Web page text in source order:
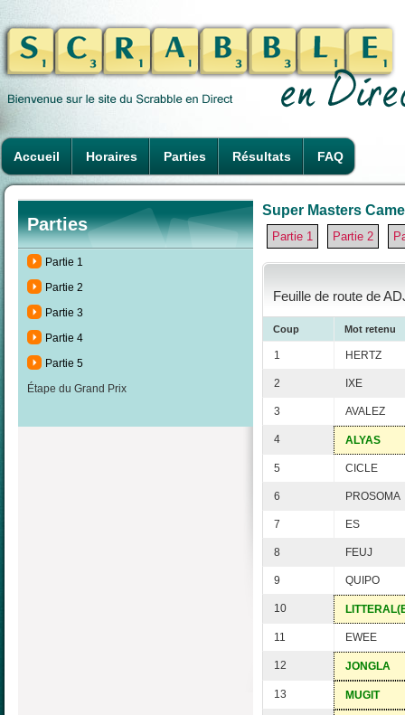
Accueil Horaires Parties Résultats FAQ
Parties
Partie 1
Partie 2
Partie 3
Partie 4
Partie 5
Étape du Grand Prix
Super Masters
Partie 1 Partie 2
Feuille de route de
Coup Mot retenu
1 HERTZ
2 IXE
3 AVALEZ
4 ALYAS
5 CICLE
6 PROSOMA
7 ES
8 FEUJ
9 QUIPO
10
11 EWEE
12 JONGLA
13 MUGIT